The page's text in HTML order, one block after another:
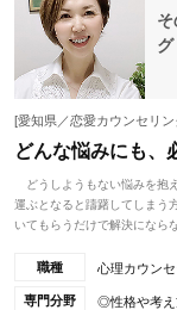
グ
[愛知県／恋愛カウンセリン
どんな悩みにも、
どうしようもない悩みを抱
運ぶとなると躊躇してしまう
いてもらうだけで解決にならな
職種 心理カウン
専門分野
◎性格や考え